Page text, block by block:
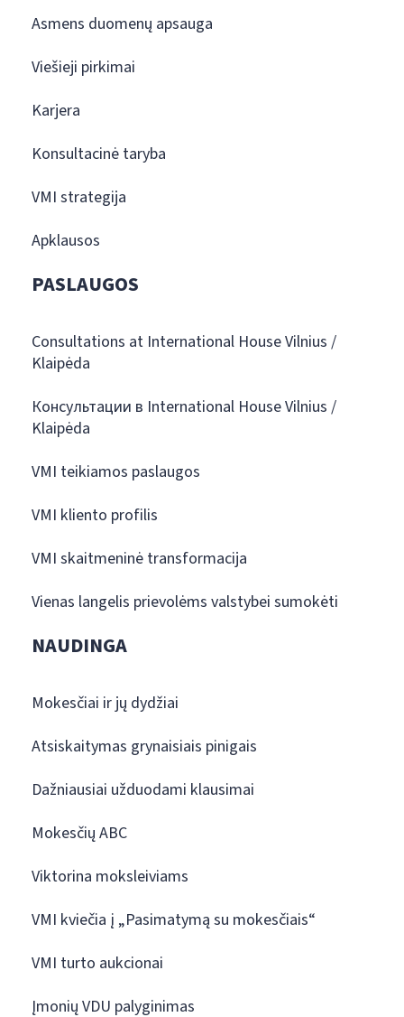
Asmens duomenų apsauga
Viešieji pirkimai
Karjera
Konsultacinė taryba
VMI strategija
Apklausos
PASLAUGOS
Consultations at International House Vilnius /
Klaipėda
Консультации в International House Vilnius /
Klaipėda
VMI teikiamos paslaugos
VMI kliento profilis
VMI skaitmeninė transformacija
Vienas langelis prievolėms valstybei sumokėti
NAUDINGA
Mokesčiai ir jų dydžiai
Atsiskaitymas grynaisiais pinigais
Dažniausiai užduodami klausimai
Mokesčių ABC
Viktorina moksleiviams
VMI kviečia į „Pasimatymą su mokesčiais“
VMI turto aukcionai
Įmonių VDU palyginimas